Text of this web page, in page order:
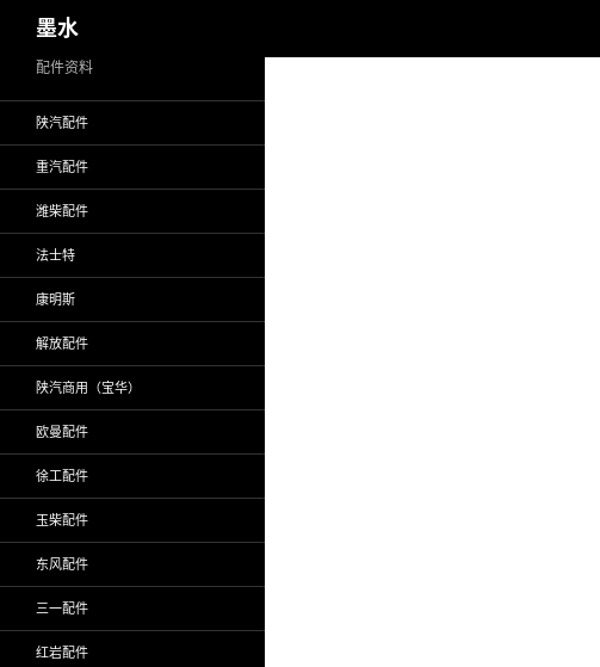
至
墨水
配件资料
陕汽配件
重汽配件
潍柴配件
法士特
康明斯
解放配件
陕汽商用（宝华）
欧曼配件
徐工配件
玉柴配件
东风配件
三一配件
红岩配件